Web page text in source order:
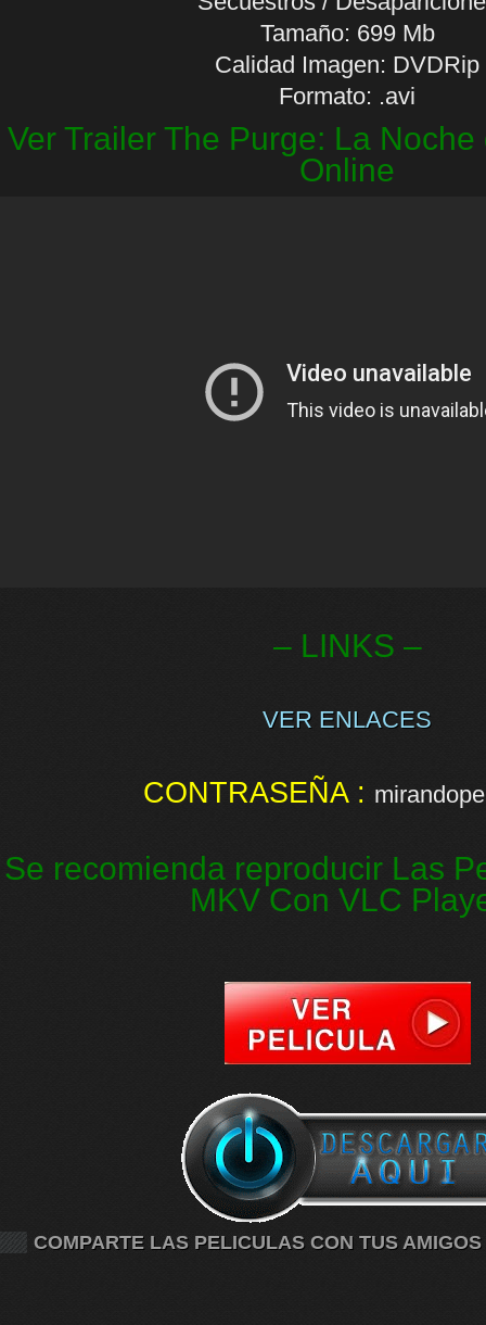
Tamaño: 699 Mb
Calidad Imagen: DVDRip
Formato: .avi
Ver Trailer The Purge: La
Online
– LINKS –
VER ENLACES
CONTRASEÑA :
Se recomienda reproducir Las
MKV Con VLC
COMPARTE LAS PELICULAS CON TUS AMIGOS